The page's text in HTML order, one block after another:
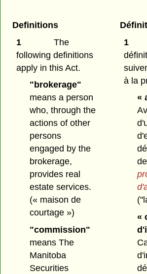
Definitions
1
The
following definitions
apply in this Act.
"brokerage"
means a person
who, through the
actions of other
persons
engaged by the
brokerage,
provides real
estate services.
(« maison de
courtage »)
"commission"
means The
Manitoba
Securities
1
à la
«
«